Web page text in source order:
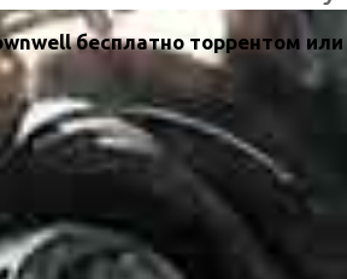
бесплатно торрентом